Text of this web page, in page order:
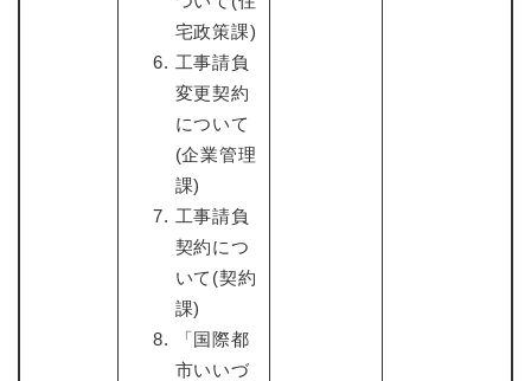
宅政策課)
工事請負
変更契約
について
(企業管理
課)
工事請負
契約につ
いて(契約
課)
「国際都
市いいづ